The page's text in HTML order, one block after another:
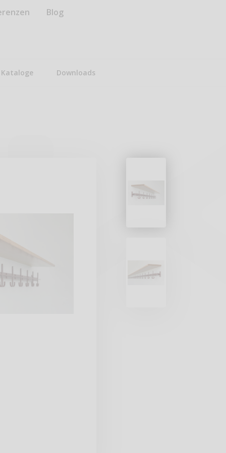
Blog
Kataloge Downloads